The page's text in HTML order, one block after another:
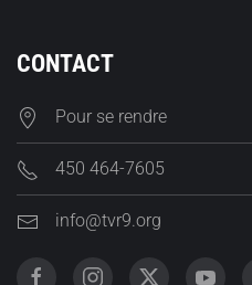
CONTACT
Pour se rendre
450 464-7605
info@tvr9.org